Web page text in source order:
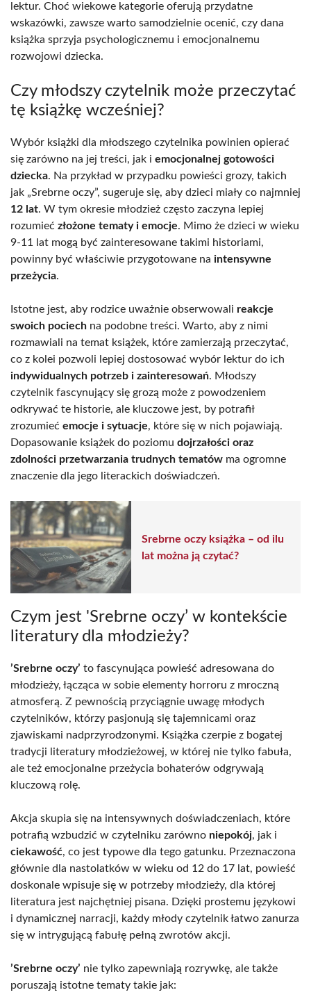
lektur. Choć wiekowe kategorie oferują przydatne
wskazówki, zawsze warto samodzielnie ocenić, czy dana
książka sprzyja psychologicznemu i emocjonalnemu
rozwojowi dziecka.
Czy młodszy czytelnik może przeczytać
tę książkę wcześniej?
Wybór książki dla młodszego czytelnika powinien opierać
się zarówno na jej treści, jak i emocjonalnej gotowości
dziecka. Na przykład w przypadku powieści grozy, takich
jak „Srebrne oczy”, sugeruje się, aby dzieci miały co najmniej
12 lat. W tym okresie młodzież często zaczyna lepiej
rozumieć złożone tematy i emocje. Mimo że dzieci w wieku
9-11 lat mogą być zainteresowane takimi historiami,
powinny być właściwie przygotowane na intensywne
przeżycia.
Istotne jest, aby rodzice uważnie obserwowali reakcje
swoich pociech na podobne treści. Warto, aby z nimi
rozmawiali na temat książek, które zamierzają przeczytać,
co z kolei pozwoli lepiej dostosować wybór lektur do ich
indywidualnych potrzeb i zainteresowań. Młodszy
czytelnik fascynujący się grozą może z powodzeniem
odkrywać te historie, ale kluczowe jest, by potrafił
zrozumieć emocje i sytuacje, które się w nich pojawiają.
Dopasowanie książek do poziomu dojrzałości oraz
zdolności przetwarzania trudnych tematów ma ogromne
znaczenie dla jego literackich doświadczeń.
Srebrne oczy książka – od ilu
lat można ją czytać?
Czym jest 'Srebrne oczy’ w kontekście
literatury dla młodzieży?
’Srebrne oczy’ to fascynująca powieść adresowana do
młodzieży, łącząca w sobie elementy horroru z mroczną
atmosferą. Z pewnością przyciągnie uwagę młodych
czytelników, którzy pasjonują się tajemnicami oraz
zjawiskami nadprzyrodzonymi. Książka czerpie z bogatej
tradycji literatury młodzieżowej, w której nie tylko fabuła,
ale też emocjonalne przeżycia bohaterów odgrywają
kluczową rolę.
Akcja skupia się na intensywnych doświadczeniach, które
potrafią wzbudzić w czytelniku zarówno niepokój, jak i
ciekawość, co jest typowe dla tego gatunku. Przeznaczona
głównie dla nastolatków w wieku od 12 do 17 lat, powieść
doskonale wpisuje się w potrzeby młodzieży, dla której
literatura jest najchętniej pisana. Dzięki prostemu językowi
i dynamicznej narracji, każdy młody czytelnik łatwo zanurza
się w intrygującą fabułę pełną zwrotów akcji.
’Srebrne oczy’ nie tylko zapewniają rozrywkę, ale także
poruszają istotne tematy takie jak: